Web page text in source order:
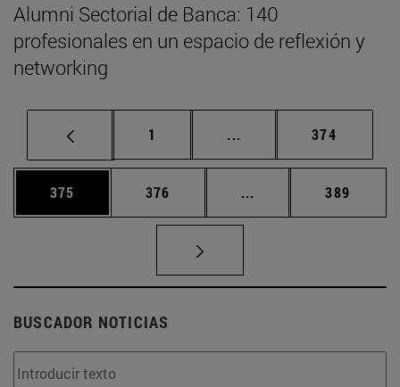
Alumni Sectorial de Banca: 140
profesionales en un espacio de reflexión y
networking
Página
1 ... Páginas intermedias
Página
374
Página
375 Página
376 ... Páginas intermedias
Página
389
BUSCADOR NOTICIAS